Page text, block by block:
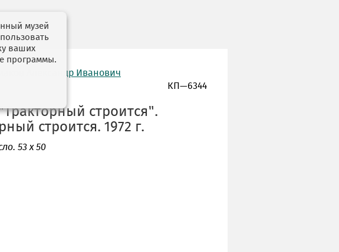
Александр Иванович
КП—6344
строится".
строится. 1972 г.
53 х 50
музей
ваших
программы.